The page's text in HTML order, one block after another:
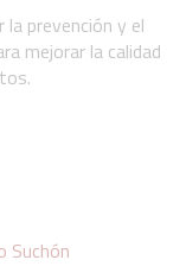
prevención y el
mejorar la calidad
Suchón